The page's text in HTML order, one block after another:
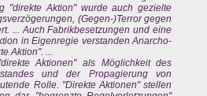
"direkte Aktion" wurde auch gezielte
(Gegen-)Terror gegen
... Auch Fabrikbesetzungen und eine
in Eigenregie verstanden Anarcho-
Aktion". ...
Aktionen" als Möglichkeit des
und der Propagierung von
Rolle. "Direkte Aktionen" stellen